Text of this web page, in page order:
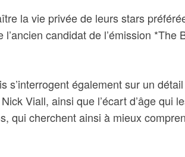
la vie privée de leurs stars
candidat de l’émission *The
s’interrogent également sur un
Viall, ainsi que l’écart d’âge qui
qui cherchent ainsi à mieux